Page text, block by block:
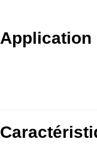
Application